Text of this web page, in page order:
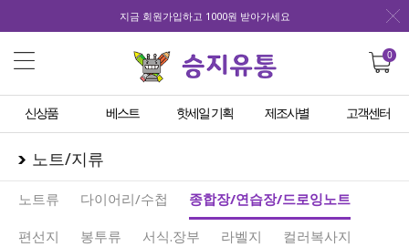
지금 회원가입하고 1000원 받아가세요
0
신상품 베스트 핫세일 기획 제조사별 고객센터
노트/지류
노트류 다이어리/수첩 종합장/연습장/드로잉노트
편선지 봉투류 서식.장부 라벨지
컬러복사지